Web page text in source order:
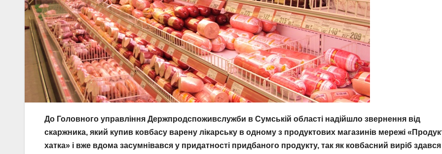
До Головного управління Держпродспоживслужби в Сумській області надійшло звернення від
скаржника, який купив ковбасу варену лікарську в одному з продуктових магазинів мережі
хатка» і вже вдома засумнівався у придатності придбаного продукту, так як ковбасний виріб здався